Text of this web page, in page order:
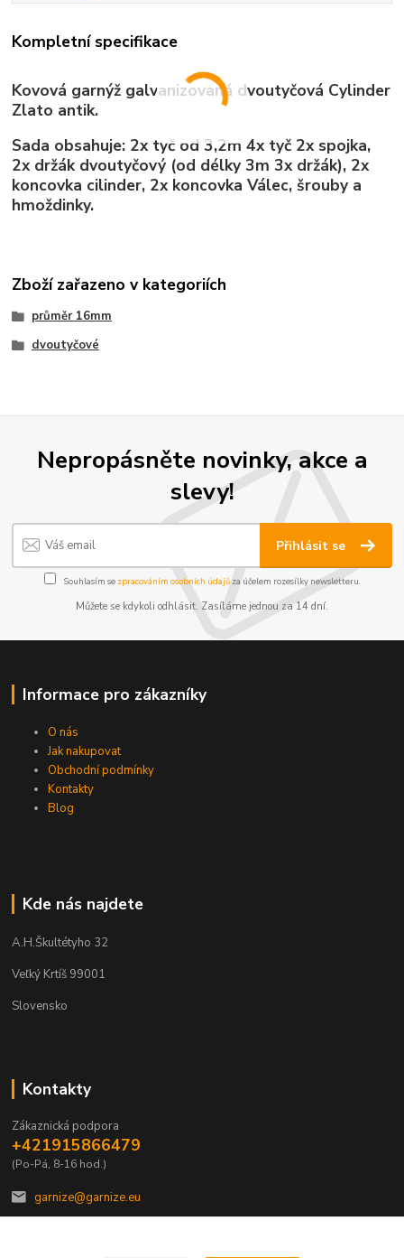
Kompletní specifikace
Kovová garnýž galvanizovaná dvoutyčová Cylinder
Zlato antik.
Sada obsahuje: 2x tyč od 3,2m 4x tyč 2x spojka,
2x držák dvoutyčový (od délky 3m 3x držák), 2x
koncovka cilinder, 2x koncovka Válec, šrouby a
hmoždinky.
Zboží zařazeno v kategoriích
průměr 16mm
dvoutyčové
Nepropásněte novinky, akce a
slevy!
Přihlásit se
Souhlasím se zpracováním osobních údajůza účelem rozesílky newsletteru.
Můžete se kdykoli odhlásit. Zasíláme jednou za 14 dní.
Informace pro zákazníky
O nás
Jak nakupovat
Obchodní podmínky
Kontakty
Blog
Kde nás najdete
A.H.Škultétyho 32
Veľký Krtíš 99001
Slovensko
Kontakty
Zákaznická podpora
+421915866479
(Po-Pá, 8-16 hod.)
garnize@garnize.eu